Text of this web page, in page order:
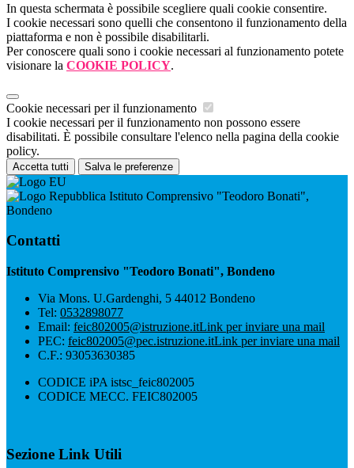
In questa schermata è possibile scegliere quali cookie consentire.
I cookie necessari sono quelli che consentono il funzionamento della
piattaforma e non è possibile disabilitarli.
Per conoscere quali sono i cookie necessari al funzionamento potete
visionare la COOKIE POLICY.
Cookie necessari per il funzionamento
I cookie necessari per il funzionamento non possono essere
disabilitati. È possibile consultare l'elenco nella pagina della cookie
policy.
Accetta tutti Salva le preferenze
Istituto Comprensivo "Teodoro Bonati",
Bondeno
Contatti
Istituto Comprensivo "Teodoro Bonati", Bondeno
Via Mons. U.Gardenghi, 5 44012 Bondeno
Tel: 0532898077
Email: feic802005@istruzione.itLink per inviare una mail
PEC: feic802005@pec.istruzione.itLink per inviare una mail
C.F.: 93053630385
CODICE iPA istsc_feic802005
CODICE MECC. FEIC802005
Sezione Link Utili